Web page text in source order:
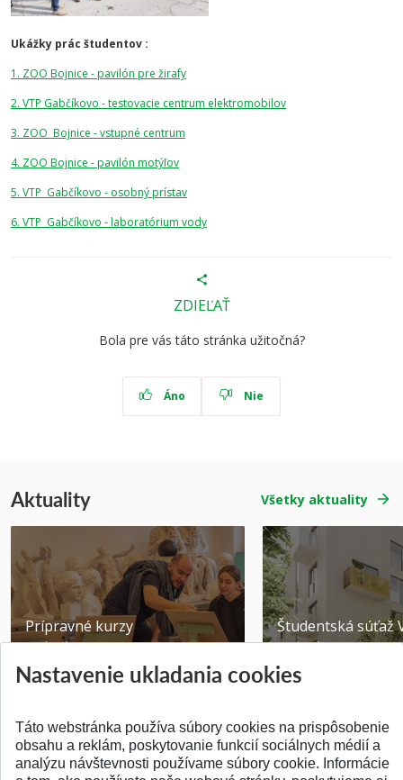
Ukážky prác študentov :
1. ZOO Bojnice - pavilón pre žirafy
2. VTP Gabčíkovo - testovacie centrum elektromobilov
3. ZOO Bojnice - vstupné centrum
4. ZOO Bojnice - pavilón motýľov
5. VTP Gabčíkovo - osobný prístav
6. VTP Gabčíkovo - laboratórium vody
ZDIEĽAŤ
Bola pre vás táto stránka užitočná?
Áno Nie
Aktuality Všetky aktuality
Prípravné kurzy
Pridané 14.07.2026
Študentská súťaž
Pridané 03.07.2026
Nastavenie ukladania cookies
Táto webstránka používa súbory cookies na prispôsobenie
obsahu a reklám, poskytovanie funkcií sociálnych médií a
analýzu návštevnosti používame súbory cookie. Informácie